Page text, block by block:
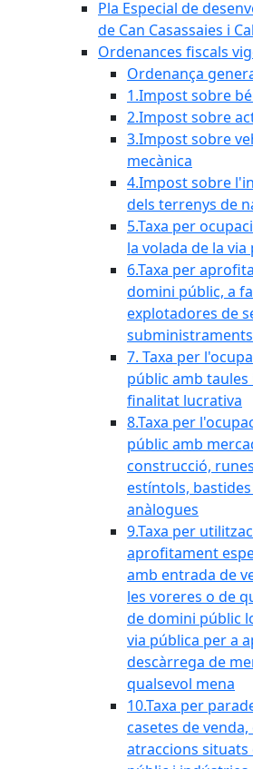
Pla Especial de
de Can Casassaies i
Ordenances fiscals
Ordenança
1.Impost sobre
2.Impost sobre
3.Impost sobre
mecànica
4.Impost sobre
dels terrenys de
5.Taxa per
la volada de la via
6.Taxa per
domini públic, a
explotadores de
7. Taxa per
públic amb taules
finalitat lucrativa
8.Taxa per
públic amb
construcció,
estíntols, bastides
anàlogues
9.Taxa per
aprofitament
amb entrada de
les voreres o de
de domini públic
via pública per a
descàrrega de
qualsevol mena
10.Taxa per
casetes de
atraccions